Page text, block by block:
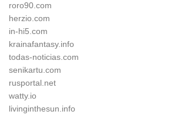
roro90.com
herzio.com
in-hi5.com
krainafantasy.info
todas-noticias.com
senikartu.com
rusportal.net
watty.io
livinginthesun.info